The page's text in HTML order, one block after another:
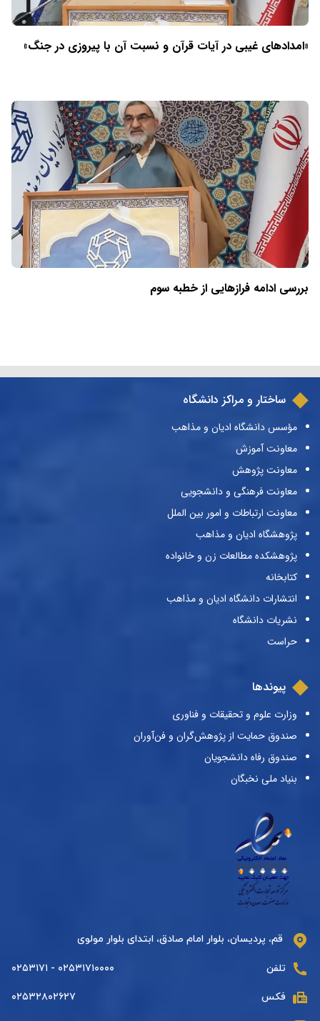
«امدادهای غیبی در آیات قرآن و نسبت آن با پیروزی در جنگ»
بررسی ادامه فرازهایی از خطبه سوم
ساختار و مراکز دانشگاه
مؤسس دانشگاه ادیان و مذاهب
معاونت آموزش
معاونت پژوهش
معاونت فرهنگی و دانشجویی
معاونت ارتباطات و امور بین الملل
پژوهشگاه ادیان و مذاهب
پژوهشکده مطالعات زن و خانواده
کتابخانه
انتشارات دانشگاه ادیان و مذاهب
نشریات دانشگاه
حراست
پیوندها
وزارت علوم و تحقیقات و فناوری
صندوق حمایت از پژوهش‌گران و فن‌آوران
صندوق رفاه دانشجویان
بنیاد ملی نخبگان
قم، پردیسان، بلوار امام صادق، ابتدای بلوار مولوی
تلفن ۰۲۵۳۱۷۱۰۰۰۰ - ۰۲۵۳۱۷۱
فکس ۰۲۵۳۲۸۰۲۶۲۷